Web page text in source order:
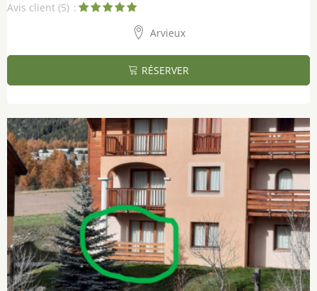
Avis client (5)
Arvieux
RÉSERVER